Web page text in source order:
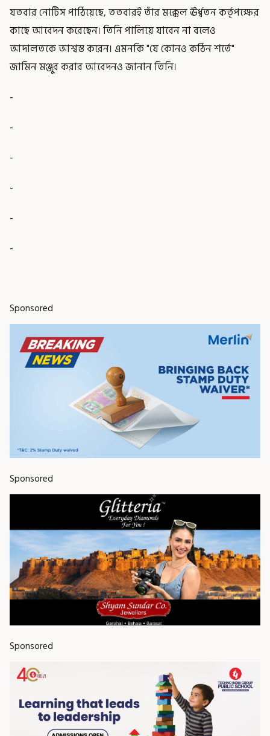
যতবার নোটিস পাঠিয়েছে, ততবারই তাঁর মক্কেল ঊর্ধ্বতন কর্তৃপক্ষের
কাছে আবেদন করেছেন। তিনি পালিয়ে যাবেন না বলেও
আদালতকে আশ্বস্ত করেন। এমনকি "যে কোনও কঠিন শর্তে"
জামিন মঞ্জুর করার আবেদনও জানান তিনি।
-
-
-
-
-
-
Sponsored
Sponsored
Sponsored